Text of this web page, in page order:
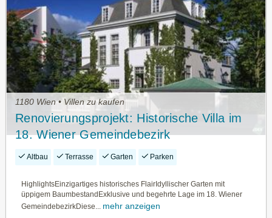
1180 Wien • Villen zu kaufen
Renovierungsprojekt: Historische Villa im
18. Wiener Gemeindebezirk
Altbau Terrasse Garten Parken
HighlightsEinzigartiges historisches FlairIdyllischer Garten mit
üppigem BaumbestandExklusive und begehrte Lage im 18. Wiener
GemeindebezirkDiese...
mehr anzeigen